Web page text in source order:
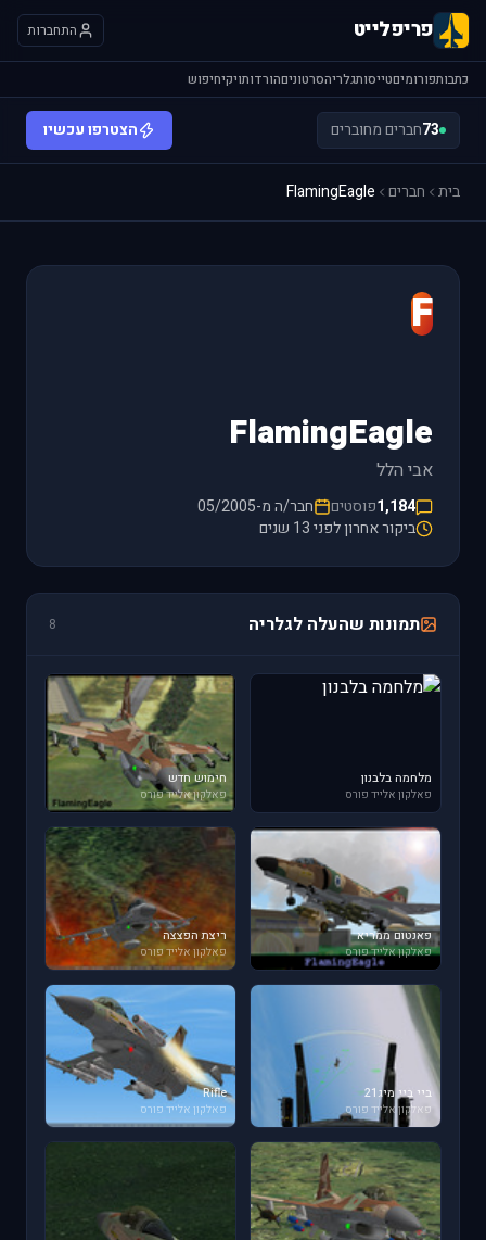
פריפלייט התחברות
כתבותפורומיםטייסותגלריהסרטוניםהורדותויקיחיפוש
73חברים מחוברים הצטרפו עכשיו
בית חברים FlamingEagle
F
FlamingEagle
אבי הלל
1,184פוסטים
חבר/ה מ-05/2005
ביקור אחרון לפני 13 שנים
תמונות שהעלה לגלריה 8
מלחמה בלבנון
פאלקון אלייד פורס
חימוש חדש
פאלקון אלייד פורס
פאנטום ממריא
פאלקון אלייד פורס
ריצת הפצצה
פאלקון אלייד פורס
ביי ביי מיג21
פאלקון אלייד פורס
Rifle
פאלקון אלייד פורס